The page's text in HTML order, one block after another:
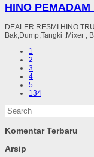
HINO
DEALER RESMI HINO
Bak,Dump,Tangki ,Mixer ,
1
2
3
4
5
134
Komentar Terbaru
Arsip